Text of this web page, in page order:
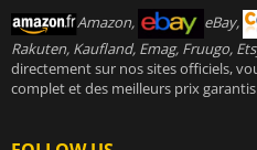
Amazon,
eBay,
Rakuten, Kaufland, Emag, Fruugo,
directement sur nos sites officiels,
complet et des meilleurs prix